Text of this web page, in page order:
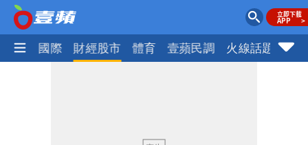
社會 國際 財經股市 體育 壹蘋民調 火線話題